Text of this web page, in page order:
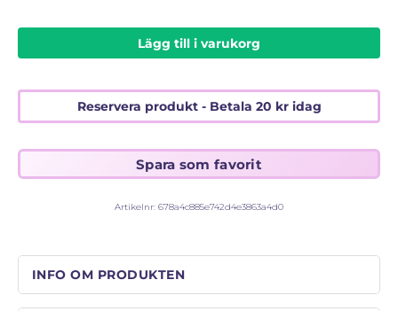
Lägg till i varukorg
Reservera produkt - Betala 20 kridag
Artikelnr: 678a4c885e742d4e3863a4d0
INFO OM PRODUKTEN